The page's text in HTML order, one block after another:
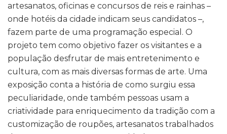
artesanatos, oficinas e concursos de reis e rainhas –
onde hotéis da cidade indicam seus candidatos –,
fazem parte de uma programação especial. O
projeto tem como objetivo fazer os visitantes e a
população desfrutar de mais entretenimento e
cultura, com as mais diversas formas de arte. Uma
exposição conta a história de como surgiu essa
peculiaridade, onde também pessoas usam a
criatividade para enriquecimento da tradição com a
customização de roupões, artesanatos trabalhados